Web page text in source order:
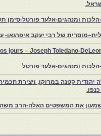
ומנהגים-אלעד פורטל-סימן
של רבי יעקב איפרגאן-
jours – Joseph Toledano-
ומנהגים-אלעד פורטל
את המשפטים האלה-הרב משה